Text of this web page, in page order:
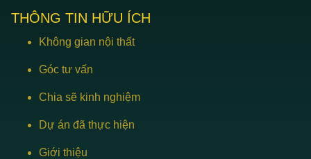
THÔNG TIN HỮU ÍCH
Không gian nội thất
Góc tư vấn
Chia sẽ kinh nghiệm
Dự án đã thực hiện
Giới thiệu